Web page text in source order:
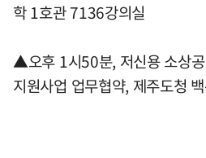
학 1호관 7136강의실
▲오후 1시50분, 저신용 소상
지원사업 업무협약, 제주도청